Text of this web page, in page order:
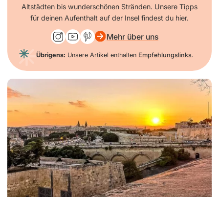
Altstädten bis wunderschönen Stränden. Unsere Tipps
für deinen Aufenthalt auf der Insel findest du hier.
Mehr über uns
Übrigens: Unsere Artikel enthalten Empfehlungslinks.